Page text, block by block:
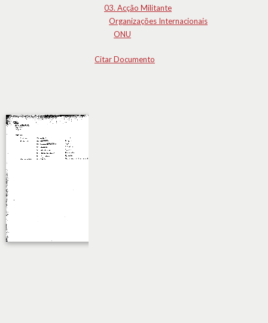
03. Acção Militante
Organizações Internacionais
ONU
Citar Documento